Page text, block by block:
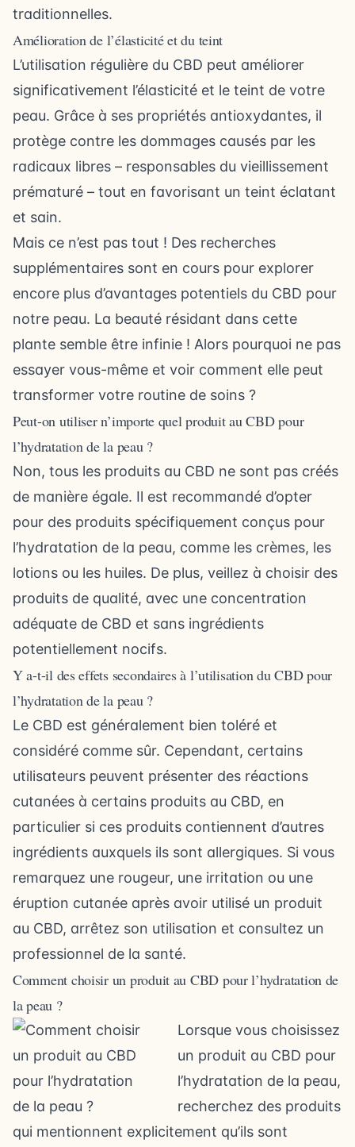
traditionnelles.
Amélioration de l’élasticité et du teint
L’utilisation régulière du CBD peut améliorer
significativement l’élasticité et le teint de votre
peau. Grâce à ses propriétés antioxydantes, il
protège contre les dommages causés par les
radicaux libres – responsables du vieillissement
prématuré – tout en favorisant un teint éclatant
et sain.
Mais ce n’est pas tout ! Des recherches
supplémentaires sont en cours pour explorer
encore plus d’avantages potentiels du CBD pour
notre peau. La beauté résidant dans cette
plante semble être infinie ! Alors pourquoi ne pas
essayer vous-même et voir comment elle peut
transformer votre routine de soins ?
Peut-on utiliser n’importe quel produit au CBD pour
l’hydratation de la peau ?
Non, tous les produits au CBD ne sont pas créés
de manière égale. Il est recommandé d’opter
pour des produits spécifiquement conçus pour
l’hydratation de la peau, comme les crèmes, les
lotions ou les huiles. De plus, veillez à choisir des
produits de qualité, avec une concentration
adéquate de CBD et sans ingrédients
potentiellement nocifs.
Y a-t-il des effets secondaires à l’utilisation du CBD pour
l’hydratation de la peau ?
Le CBD est généralement bien toléré et
considéré comme sûr. Cependant, certains
utilisateurs peuvent présenter des réactions
cutanées à certains produits au CBD, en
particulier si ces produits contiennent d’autres
ingrédients auxquels ils sont allergiques. Si vous
remarquez une rougeur, une irritation ou une
éruption cutanée après avoir utilisé un produit
au CBD, arrêtez son utilisation et consultez un
professionnel de la santé.
Comment choisir un produit au CBD pour l’hydratation de
la peau ?
Lorsque vous choisissez
un produit au CBD pour
l’hydratation de la peau,
recherchez des produits
qui mentionnent explicitement qu’ils sont